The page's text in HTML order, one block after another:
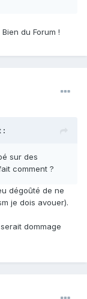
du Forum !
:
sur des
comment ?
dégoûté de ne
je dois avouer).
dommage